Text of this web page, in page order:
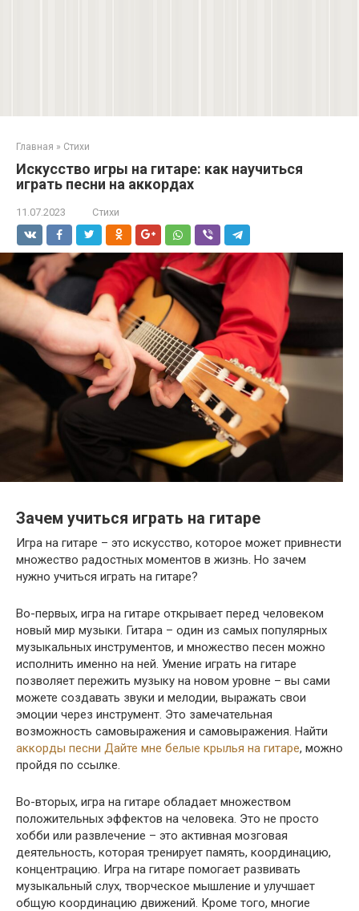
Главная » Стихи
Искусство игры на гитаре: как научиться
играть песни на аккордах
11.07.2023 Стихи
Зачем учиться играть на гитаре
Игра на гитаре – это искусство, которое может привнести
множество радостных моментов в жизнь. Но зачем
нужно учиться играть на гитаре?
Во-первых, игра на гитаре открывает перед человеком
новый мир музыки. Гитара – один из самых популярных
музыкальных инструментов, и множество песен можно
исполнить именно на ней. Умение играть на гитаре
позволяет пережить музыку на новом уровне – вы сами
можете создавать звуки и мелодии, выражать свои
эмоции через инструмент. Это замечательная
возможность самовыражения и самовыражения. Найти
аккорды песни Дайте мне белые крылья на гитаре, можно
пройдя по ссылке.
Во-вторых, игра на гитаре обладает множеством
положительных эффектов на человека. Это не просто
хобби или развлечение – это активная мозговая
деятельность, которая тренирует память, координацию,
концентрацию. Игра на гитаре помогает развивать
музыкальный слух, творческое мышление и улучшает
общую координацию движений. Кроме того, многие